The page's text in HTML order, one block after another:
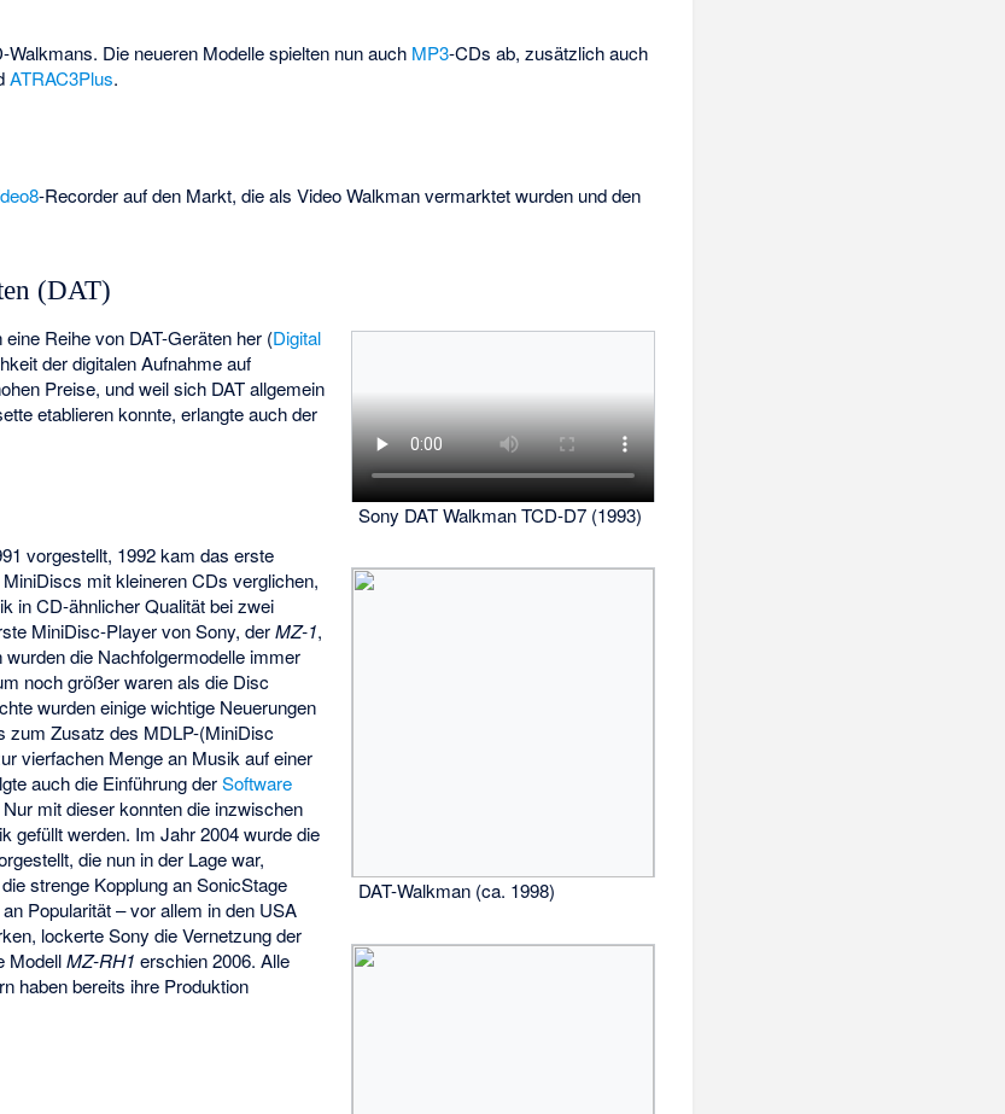
Die neueren Modelle spielten nun auch MP3-CDs ab, zusätzlich auch
ATRAC3Plus.
-Recorder auf den Markt, die als Video Walkman vermarktet wurden und den
(DAT)
Sony DAT Walkman TCD-D7 (1993)
DAT-Walkman (ca. 1998)
Reihe von DAT-Geräten her (Digital
der digitalen Aufnahme auf
Preise, und weil sich DAT allgemein
etablieren konnte, erlangte auch der
vorgestellt, 1992 kam das erste
mit kleineren CDs verglichen,
in CD-ähnlicher Qualität bei zwei
MiniDisc-Player von Sony, derMZ-1,
die Nachfolgermodelle immer
noch größer waren als die Disc
wurden einige wichtige Neuerungen
zum Zusatz des MDLP-(MiniDisc
vierfachen Menge an Musik auf einer
auch die Einführung derSoftware
Nur mit dieser konnten die inzwischen
gefüllt werden. Im Jahr 2004 wurde die
die nun in der Lage war,
strenge Kopplung an SonicStage
Popularität – vor allem in den USA
lockerte Sony die Vernetzung der
ModellMZ-RH1 erschien 2006. Alle
haben bereits ihre Produktion